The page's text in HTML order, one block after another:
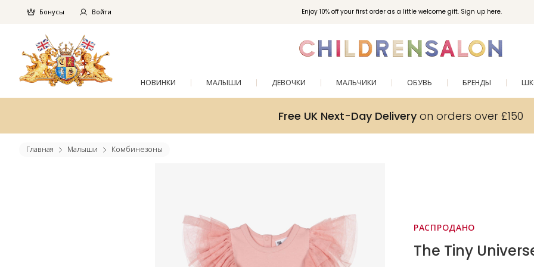
Enjoy 10% off your first order as a little welcome gift. Sign up here.
Бонусы Войти
НОВИНКИ МАЛЫШИ ДЕВОЧКИ МАЛЬЧИКИ ОБУВЬ БРЕНДЫ
Free UK Next-Day Deliveryon orders over £150
Главная Малыши Комбинезоны
РАСПРОДАНО
The Tiny